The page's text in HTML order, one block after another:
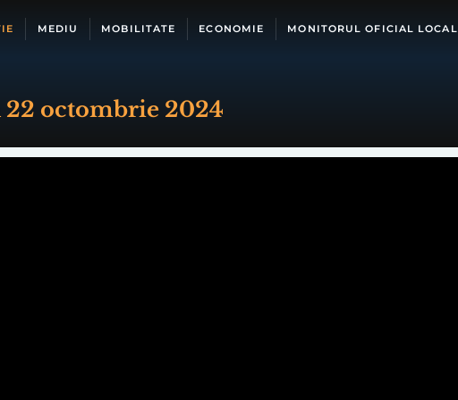
MEDIU MOBILITATE ECONOMIE MONITORUL OFICIAL LOCAL
octombrie 2024